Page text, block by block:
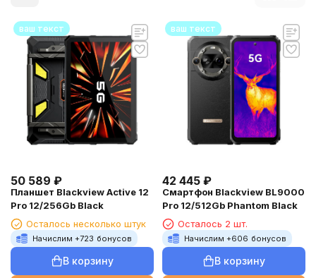
ваш текст
50 589 ₽
Планшет Blackview Active 12
Pro 12/256Gb Black
Осталось несколько штук
Начислим +723 бонусов
В корзину
ваш текст
42 445 ₽
Смартфон Blackview BL9000
Pro 12/512Gb Phantom Black
Осталось 2 шт.
Начислим +606 бонусов
В корзину